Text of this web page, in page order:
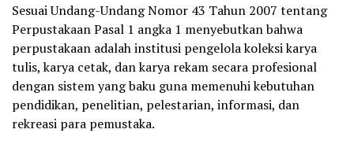
Sesuai Undang-Undang Nomor 43 Tahun 2007 tentang
Perpustakaan Pasal 1 angka 1 menyebutkan bahwa
perpustakaan adalah institusi pengelola koleksi karya
tulis, karya cetak, dan karya rekam secara profesional
dengan sistem yang baku guna memenuhi kebutuhan
pendidikan, penelitian, pelestarian, informasi, dan
rekreasi para pemustaka.